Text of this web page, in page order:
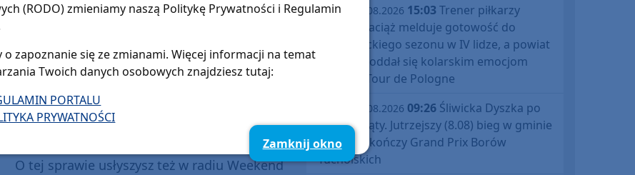
O tej sprawie usłyszysz też w radiu Weekend
piątek, 07.08.2026 15:03Trener piłkarzy
Rawysa Raciąż melduje gotowość do
debiutanckiego sezonu w IV lidze, a powiat
bytowski oddał się kolarskim emocjom
podczas Tour de Pologne
piątek, 07.08.2026 09:26 Śliwicka Dyszka po
raz dziesiąty. Jutrzejszy (8.08) bieg w gminie
Śliwice zakończy Grand Prix Borów
Tucholskich
(RODO) zmieniamy naszą Politykę Prywatności i Regulamin
o zapoznanie się ze zmianami. Więcej informacji na temat
Twoich danych osobowych znajdziesz tutaj:
PORTALU
PRYWATNOŚCI
Zamknij okno